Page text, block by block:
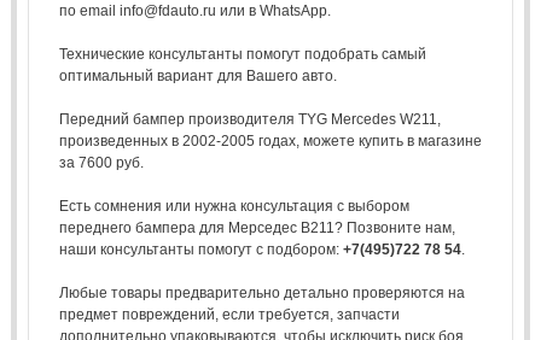
по email info@fdauto.ru или в WhatsApp.
Технические консультанты помогут подобрать самый
оптимальный вариант для Вашего авто.
Передний бампер производителя TYG Mercedes W211,
произведенных в 2002-2005 годах, можете купить в магазине
за 7600 руб.
Есть сомнения или нужна консультация с выбором
переднего бампера для Мерседес В211? Позвоните нам,
наши консультанты помогут с подбором: +7(495)722 78 54.
Любые товары предварительно детально проверяются на
предмет повреждений, если требуется, запчасти
дополнительно упаковываются, чтобы исключить риск боя